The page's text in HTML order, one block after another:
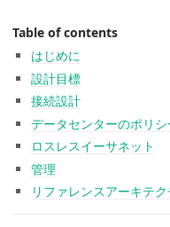
Table of contents
はじめに
設計目標
接続設計
データセンターのポリ
ロスレスイーサネット
管理
リファレンスアーキテク